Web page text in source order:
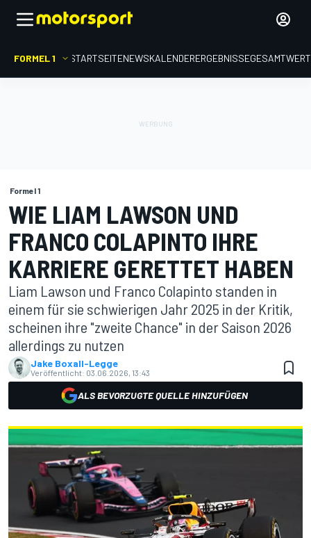
FORMEL 1 STARTSEITENEWSKALENDERERGEBNISSE
Formel 1
WIE LIAM LAWSON UND
FRANCO COLAPINTO IHRE
KARRIERE GERETTET HABEN
Liam Lawson und Franco Colapinto standen in
einem für sie schwierigen Jahr 2025 in der Kritik,
scheinen ihre "zweite Chance" in der Saison 2026
allerdings zu nutzen
Jake Boxall-Legge
Veröffentlicht: 03.06.2026, 13:43
ALS BEVORZUGTE QUELLE HINZUFÜGEN